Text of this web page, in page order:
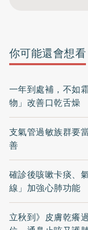
你可能還會想看
一年到處補，不如
物」改善口乾舌燥
支氣管過敏族群要
善
確診後咳嗽卡痰、
線」加強心肺功能
立秋到》皮膚乾癢